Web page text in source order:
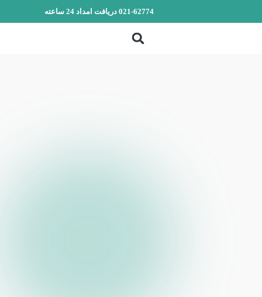
021-62774 دریافت امداد 24 ساعته